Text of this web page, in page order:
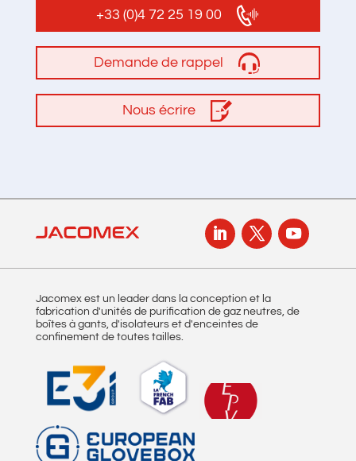
+33 (0)4 72 25 19 00
Demande de rappel
Nous écrire
Jacomex est un leader dans la conception et la
fabrication d'unités de purification de gaz neutres, de
boîtes à gants, d'isolateurs et d'enceintes de
confinement de toutes tailles.